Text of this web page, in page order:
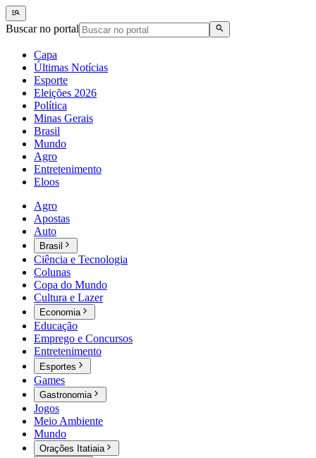
Buscar no portal
Capa
Últimas Notícias
Esporte
Eleições 2026
Política
Minas Gerais
Brasil
Mundo
Agro
Entretenimento
Eloos
Agro
Apostas
Auto
Brasil
Ciência e Tecnologia
Colunas
Copa do Mundo
Cultura e Lazer
Economia
Educação
Emprego e Concursos
Entretenimento
Esportes
Games
Gastronomia
Jogos
Meio Ambiente
Mundo
Orações Itatiaia